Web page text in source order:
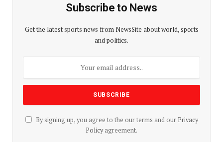
Subscribe to News
Get the latest sports news from NewsSite about world, sports
and politics.
By signing up, you agree to the our terms and our Privacy
Policyagreement.